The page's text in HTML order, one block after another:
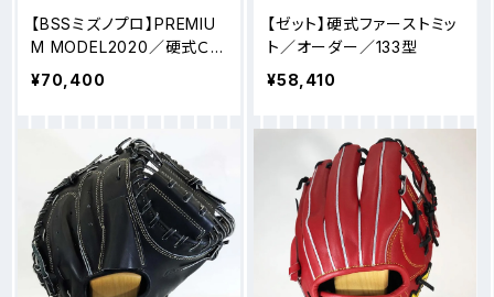
【BSSミズノプロ】PREMIU
M MODEL2020／硬式Ｃミ
ット／曾澤モデル
¥70,400
【ゼット】硬式ファーストミッ
ト／オーダー／133型
¥58,410